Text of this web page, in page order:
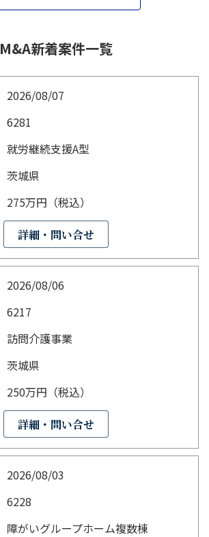
M&A新着案件一覧
2026/08/07
6281
就労継続支援A型
茨城県
275万円（税込）
詳細・問い合せ
2026/08/06
6217
訪問介護事業
茨城県
250万円（税込）
詳細・問い合せ
2026/08/03
6228
障がいグループホーム複数棟